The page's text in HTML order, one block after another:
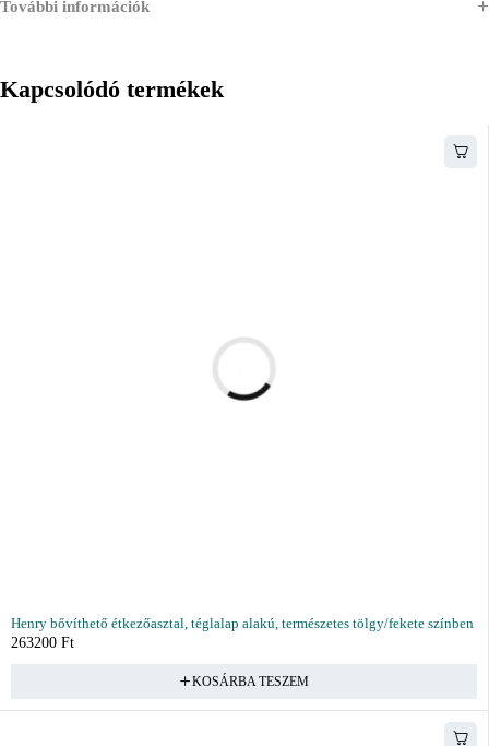
További információk
Kapcsolódó termékek
Henry bővíthető étkezőasztal, téglalap alakú, természetes tölgy/fekete színben
263200 Ft
KOSÁRBA TESZEM